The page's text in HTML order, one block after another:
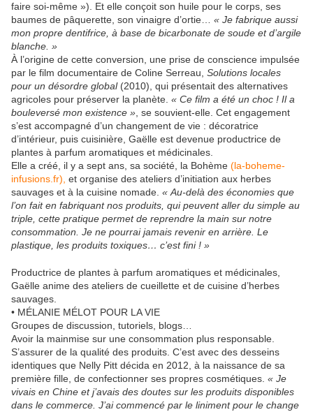
faire soi-même »). Et elle conçoit son huile pour le corps, ses
baumes de pâquerette, son vinaigre d’ortie… « Je fabrique aussi
mon propre dentifrice, à base de bicarbonate de soude et d’argile
blanche. »
À l’origine de cette conversion, une prise de conscience impulsée
par le film documentaire de Coline Serreau, Solutions locales
pour un désordre global (2010), qui présentait des alternatives
agricoles pour préserver la planète. « Ce film a été un choc ! Il a
bouleversé mon existence » , se souvient-elle. Cet engagement
s’est accompagné d’un changement de vie : décoratrice
d’intérieur, puis cuisinière, Gaëlle est devenue productrice de
plantes à parfum aromatiques et médicinales.
Elle a créé, il y a sept ans, sa société, la Bohème (la-boheme-
infusions.fr), et organise des ateliers d’initiation aux herbes
sauvages et à la cuisine nomade. « Au-delà des économies que
l’on fait en fabriquant nos produits, qui peuvent aller du simple au
triple, cette pratique permet de reprendre la main sur notre
consommation. Je ne pourrai jamais revenir en arrière. Le
plastique, les produits toxiques… c’est fini ! »
Productrice de plantes à parfum aromatiques et médicinales,
Gaëlle anime des ateliers de cueillette et de cuisine d’herbes
sauvages.
• MÉLANIE MÉLOT POUR LA VIE
Groupes de discussion, tutoriels, blogs…
Avoir la mainmise sur une consommation plus responsable.
S’assurer de la qualité des produits. C’est avec des desseins
identiques que Nelly Pitt décida en 2012, à la naissance de sa
première fille, de confectionner ses propres cosmétiques. « Je
vivais en Chine et j’avais des doutes sur les produits disponibles
dans le commerce. J’ai commencé par le liniment pour le change